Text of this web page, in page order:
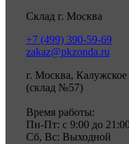
Склад г. Москва
+7 (499) 390-59-69
zakaz@pkzonda.ru
г. Москва,
(склад №57)
Время работы:
Пн-Пт: с 9:00 до
Сб, Вс: Выходной